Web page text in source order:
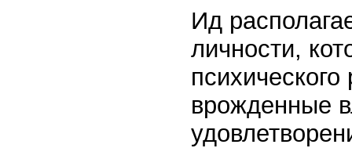
Ид
личности,
врожденные